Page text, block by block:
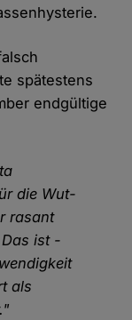
spätestens
endgültige
die Wut-
rasant
ist -
als